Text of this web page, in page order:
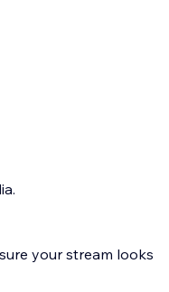
your stream looks